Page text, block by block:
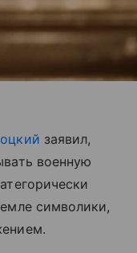
заявил,
военную
символики,